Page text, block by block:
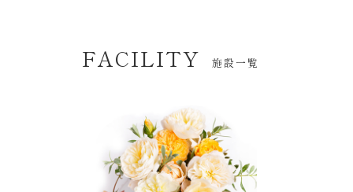
FACILITY 施設一覧